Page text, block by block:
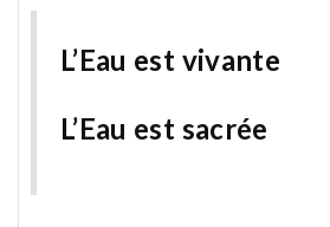
L’Eau est vivante
L’Eau est sacrée